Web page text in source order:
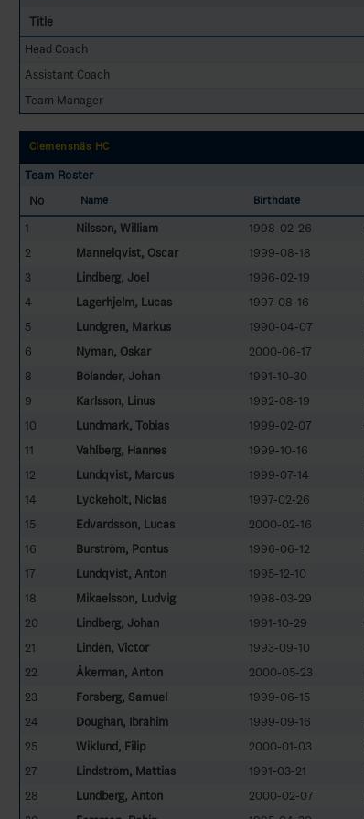
Title
Head Coach
Assistant Coach
Team Manager
Clemensnäs HC
Team Roster
No
Name Birthdate
1 Nilsson, William 1998-02-26
2
Mannelqvist, Oscar 1999-08-18
3
Lindberg, Joel 1996-02-19
4
Lagerhjelm, Lucas 1997-08-16
5
Lundgren, Markus 1990-04-07
6
Nyman, Oskar 2000-06-17
8
Bölander, Johan 1991-10-30
9
Karlsson, Linus 1992-08-19
10
Lundmark, Tobias 1999-02-07
11
Vahlberg, Hannes 1999-10-16
12
Lundqvist, Marcus 1999-07-14
14
Lyckeholt, Niclas 1997-02-26
15
Edvardsson, Lucas 2000-02-16
16
Burström, Pontus 1996-06-12
17
Lundqvist, Anton 1995-12-10
18
Mikaelsson, Ludvig 1998-03-29
20
Lindberg, Johan 1991-10-29
21
Lindén, Victor 1993-09-10
22
Åkerman, Anton 2000-05-23
23
Forsberg, Samuel 1999-06-15
24
Doughan, Ibrahim 1999-09-16
25
Wiklund, Filip 2000-01-03
27
Lindström, Mattias 1991-03-21
28
Lundberg, Anton 2000-02-07